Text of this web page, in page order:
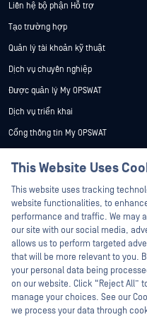
Liên hệ bộ phận Hỗ trợ
Tạo trường hợp
Quản lý tài khoản kỹ thuật
Dịch vụ chuyên nghiệp
Được quản lý My OPSWAT
Dịch vụ triển khai
Cổng thông tin My OPSWAT
Đào tạo
Chương trình Xử lý Lỗ hổng Bảo mật
Đối tác
Chứng nhận
Đối tác công nghệ
Chương trình đối tác kênh phân phối
©2026 OPSWAT Công ty TNHH. Mọi
This Website Uses
This website uses tracking
website functionalities, to
performance and traffic. We may
our site with our social media,
allows us to perform targeted
that will be more relevant to you.
your personal data being
on our website. Click “Reject All”
manage your choices. See our
we process your data through
Hey
I'm Ozzy,
How
today?